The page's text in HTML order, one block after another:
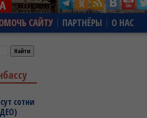
САЙТУ ПАРТНЁРЫ О НАС
сотни